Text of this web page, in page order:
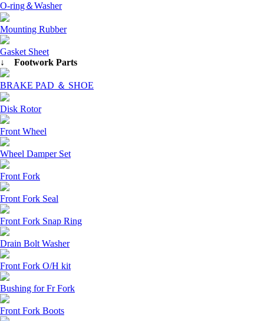
O-ring＆Washer
Mounting Rubber
Gasket Sheet
↓ Footwork Parts
BRAKE PAD ＆ SHOE
Disk Rotor
Front Wheel
Wheel Damper Set
Front Fork
Front Fork Seal
Front Fork Snap Ring
Drain Bolt Washer
Front Fork O/H kit
Bushing for Fr Fork
Front Fork Boots